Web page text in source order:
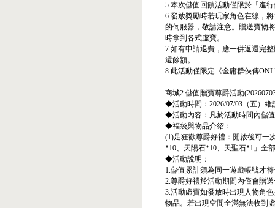
5.本次儲值回饋活動僅限於「進
6.發放獎勵時若玩家角色在線，
的伺服器，敬請注意。贈送寶物
時拿到各式虛寶。
7.如有申請退費，應一併返還完
還餘額。
8.此活動僅限定《金庸群俠傳
商城2.儲值贈寶尊爵活動
◆活動時間：2026/07/03（五）維
◆活動內容：凡於活動時間內儲
◆福袋與物品介紹：
(1)足狂歡尊爵好禮：開啟後可一
*10、天陽石*10、天聖石*1」全
◆活動說明：
1.儲值累計須為同一遊戲帳號才
2.尊爵好禮於活動期間內僅會贈
3.活動虛寶如發放時出現人物角
物品。若出現空間全滿無法收到